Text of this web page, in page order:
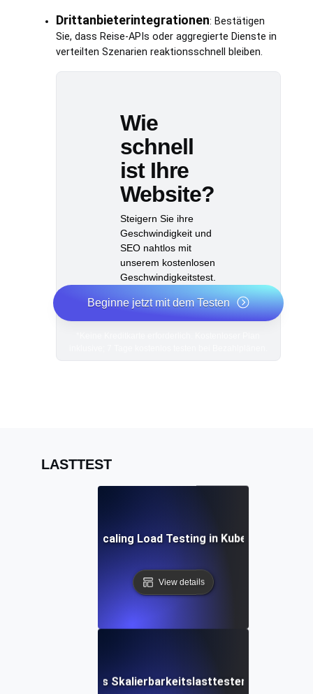
Drittanbieterintegrationen: Bestätigen
Sie, dass Reise-APIs oder aggregierte Dienste in
verteilten Szenarien reaktionsschnell bleiben.
Wie
schnell
ist Ihre
Website?
Steigern Sie ihre
Geschwindigkeit und
SEO nahtlos mit
unserem kostenlosen
Geschwindigkeitstest.
Beginne jetzt mit dem Testen
LASTTEST
Auto-Scaling Load Testing in Kubernetes
View details
Automatisiertes Skalierbarkeitslasttesten mit